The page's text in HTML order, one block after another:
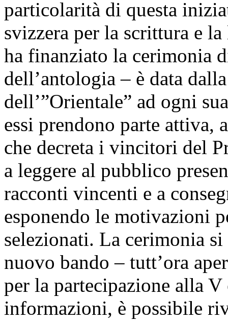
particolarità di questa
svizzera per la scrittura e
ha finanziato la cerimonia
dell’antologia – è data
dell’”Orientale” ad ogni
essi prendono parte attiva,
che decreta i vincitori del
a leggere al pubblico
racconti vincenti e a
esponendo le motivazioni
selezionati. La cerimonia
nuovo bando – tutt’ora
per la partecipazione alla
informazioni, è possibile